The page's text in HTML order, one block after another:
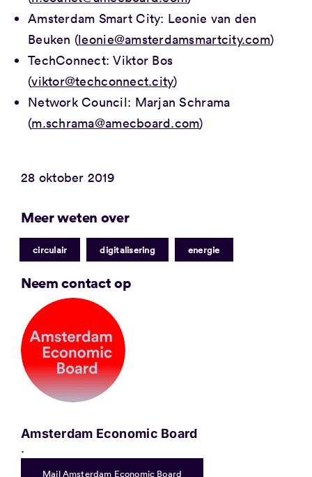
Amsterdam Smart City: Leonie van den
Beuken (leonie@amsterdamsmartcity.com)
TechConnect: Viktor Bos
(viktor@techconnect.city)
Network Council: Marjan Schrama
(m.schrama@amecboard.com)
28 oktober 2019
Meer weten over
circulair digitalisering energie
Neem contact op
Amsterdam Economic Board
.
Mail Amsterdam Economic Board